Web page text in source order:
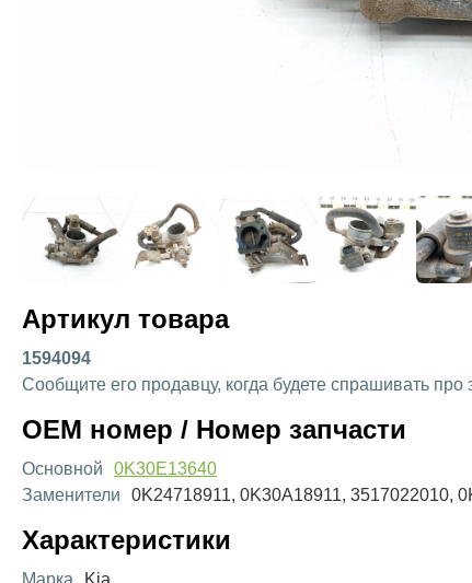
Артикул товара
1594094
Сообщите его продавцу, когда будете спрашивать про
OEM номер / Номер запчасти
Основной
0K30E13640
Заменители
0K24718911, 0K30A18911, 3517022010,
Характеристики
Марка
Kia